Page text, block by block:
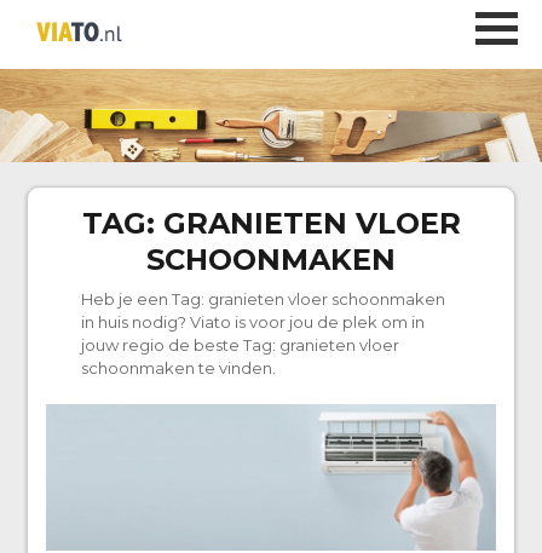
TAG: GRANIETEN VLOER
SCHOONMAKEN
Heb je een Tag: granieten vloer schoonmaken
in huis nodig? Viato is voor jou de plek om in
jouw regio de beste Tag: granieten vloer
schoonmaken te vinden.